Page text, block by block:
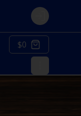
Login
$0